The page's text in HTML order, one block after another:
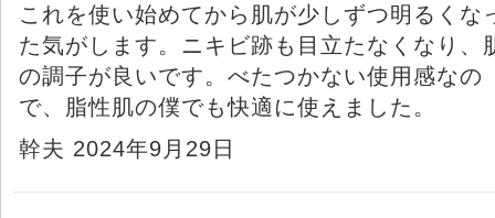
これを使い始めてから肌が少しずつ明るくな
た気がします。ニキビ跡も目立たなくなり、
の調子が良いです。べたつかない使用感なの
で、脂性肌の僕でも快適に使えました。
幹夫 2024年9月29日